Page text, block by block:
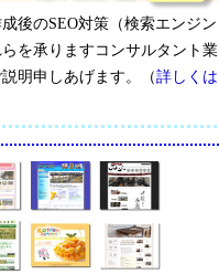
後のSEO対策（検索エンジン
を承りますコンサルタント業
明申しあげます。（詳しくは